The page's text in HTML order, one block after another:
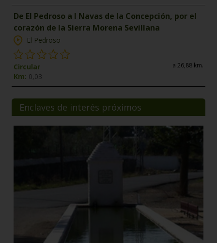
De El Pedroso a l Navas de la Concepción, por el
corazón de la Sierra Morena Sevillana
El Pedroso
Circular
Km: 0,03
a 26,88 km.
Enclaves de interés próximos